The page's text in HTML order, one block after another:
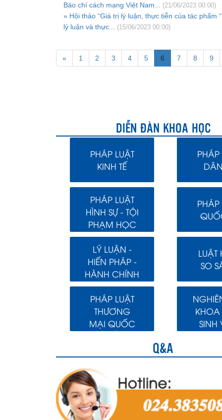
Báo chí cách mạng Việt Nam...
(21/06/2023 00:00)
» Hội thảo “Giá trị lý luận, thực tiễn của tác phẩm
lý luận và thực...
(15/06/2023 00:00)
« 1 2 3 4 5 6 7 8 9
DIỄN ĐÀN KHOA HỌC
PHÁP LUẬT
KINH TẾ
PHÁP
PHÁP LUẬT
HÌNH SỰ - TỘI
PHẠM HỌC
PHÁP
LÝ LUẬN -
HIẾN PHÁP -
HÀNH CHÍNH
LUẬT
SO
PHÁP LUẬT
THƯƠNG
MẠI QUỐC
SINH
Q&A